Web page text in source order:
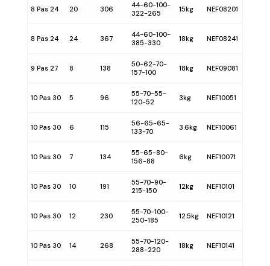
8 Pas 24 20 306
44-60-100-
322-265
15kg NEF08201
8 Pas 24 24 367
44-60-100-
385-330
18kg NEF08241
9 Pas 27 8 138
50-62-70-
157-100
18kg NEF09081
10 Pas 30 5 96
55-70-55-
120-52
3kg NEF10051
10 Pas 30 6 115
56-65-65-
133-70
3.6kg NEF10061
10 Pas 30 7 134
55-65-80-
156-88
6kg NEF10071
10 Pas 30 10 191
55-70-90-
215-150
12kg NEF10101
10 Pas 30 12 230
55-70-100-
250-185
12.5kg NEF10121
10 Pas 30 14 268
55-70-120-
288-220
18kg NEF10141